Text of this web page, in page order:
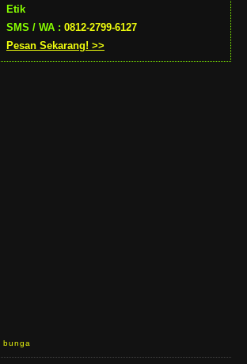
Etik
SMS / WA : 0812-2799-6127
Pesan Sekarang! >>
,bunga